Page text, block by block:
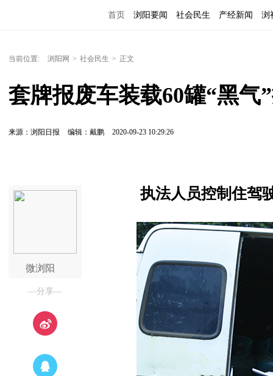
首页 浏阳要闻 社会民生 产经新闻 浏
当前位置: 浏阳网 > 社会民生 > 正文
套牌报废车装载60罐“黑气
来源：浏阳日报 编辑：戴鹏 2020-09-23 10:29:26
微浏阳
—分享—
执法人员控制住驾